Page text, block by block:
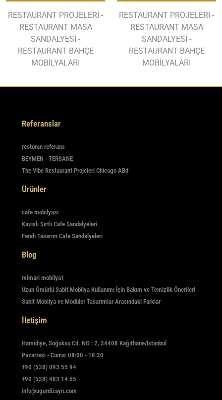
RESTAURANT PROJELERİ -
RESTAURANT MASA
SANDALYESİ -
RESTAURANT BAHÇE
MOBİLYALARI
RESTAURANT PROJELERİ -
RESTAURANT MASA
SANDALYESİ -
RESTAURANT BAHÇE
MOBİLYALARI
Referanslar
restoran referans
BEYMEN - TERSANE
The Vibe Restaurant Projeleri Chicago ABd
Ürünler
cafe mobilyası
Kavisli Sırtlı Cafe Sandalyeleri
Ferah Tasarım Cafe Sandalyeleri
Blog
mimari mobilya1
Uzun Ömürlü Sabit Mobilya Kullanımı İçin Bakım ve Temizlik Önerileri
Sabit Mobilya ve Modüler Tasarımlar Arasındaki Farklar
İletişim
Hamidiye, Soğuksu Cd. NO : 2, 34408 Kağıthane/İstanbul
Pazartesi - Cuma: 08:00 - 18:30
+90 (538) 093 55 94
+90 (538) 483 14 55
info@ugurdizayn.com